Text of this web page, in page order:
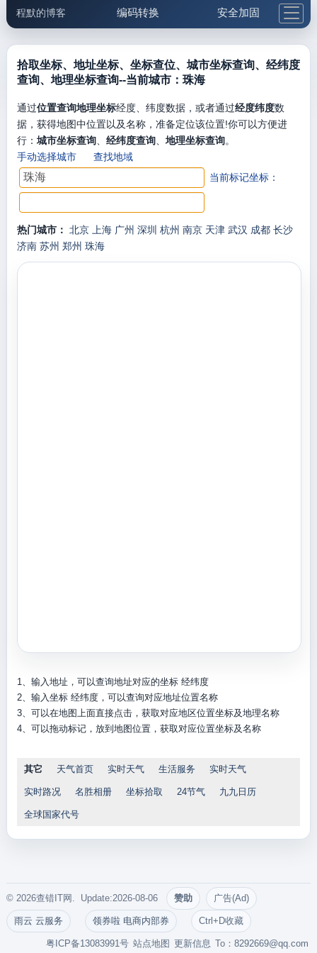
程默的博客 编码转换 安全加固
邮件工具 生活便民 更多工具
拾取坐标、地址坐标、坐标查位、城市坐标查询、经纬度
查询、地理坐标查询--当前城市：珠海
通过位置查询地理坐标经度、纬度数据，或者通过经度纬度数
据，获得地图中位置以及名称，准备定位该位置!你可以方便进
行： 城市坐标查询、 经纬度查询、 地理坐标查询。
手动选择城市
查找地域
当前标记坐标：
热门城市： 北京 上海 广州 深圳 杭州 南京 天津 武汉 成都 长沙
济南 苏州 郑州 珠海
1、输入地址，可以查询地址对应的坐标 经纬度
2、输入坐标 经纬度，可以查询对应地址位置名称
3、可以在地图上面直接点击，获取对应地区位置坐标及地理名称
4、可以拖动标记，放到地图位置，获取对应位置坐标及名称
其它 天气首页 实时天气 生活服务 实时天气
实时路况 名胜相册 坐标拾取 24节气 九九日历
全球国家代号
© 2026查错IT网. Update:2026-08-06 赞助 广告(Ad)
雨云 云服务 领券啦 电商内部券 Ctrl+D收藏
To：8292669@qq.com
更新信息
站点地图
粤ICP备13083991号